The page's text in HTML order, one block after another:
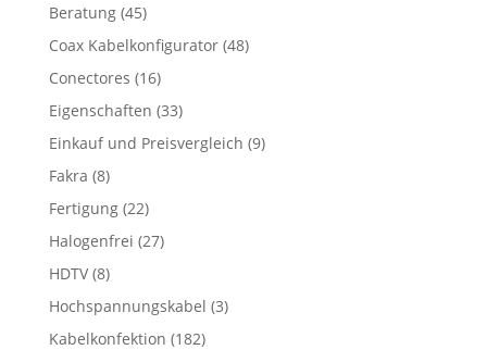
Beratung(45)
Coax Kabelkonfigurator(48)
Conectores (16)
Eigenschaften (33)
Einkauf und Preisvergleich (9)
Fakra (8)
Fertigung(22)
Halogenfrei (27)
HDTV(8)
Hochspannungskabel (3)
Kabelkonfektion (182)